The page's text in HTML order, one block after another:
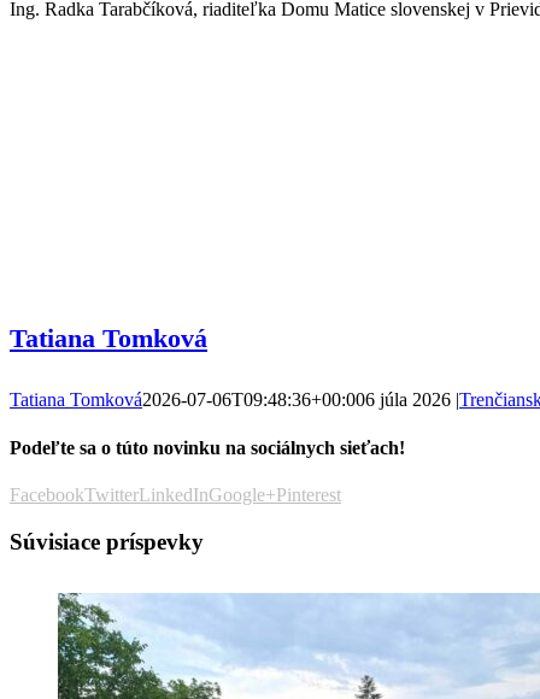
Ing. Radka Tarabčíková, riaditeľka Domu Matice slovenskej v
Tatiana Tomková
Tatiana Tomková2026-07-06T09:48:36+00:006 júla 2026 |
Podeľte sa o túto novinku na sociálnych sieťach!
FacebookTwitterLinkedInGoogle+Pinterest
Súvisiace príspevky